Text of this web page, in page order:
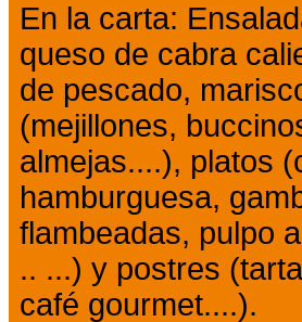
En la carta:
queso de cabra
de pescado,
(mejillones,
almejas....), platos
hamburguesa,
flambeadas, pulpo
.. ...) y postres
café gourmet....).